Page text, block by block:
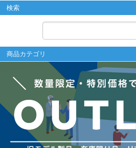
検索
商品カテゴリ